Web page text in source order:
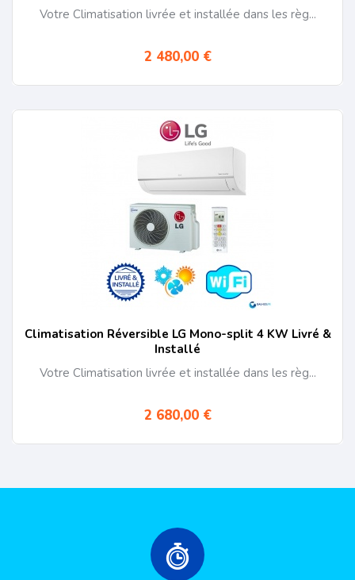
Votre Climatisation livrée et installée dans les règ...
2 480,00 €
Climatisation Réversible LG Mono-split 4 KW Livré &
Installé
Votre Climatisation livrée et installée dans les règ...
2 680,00 €